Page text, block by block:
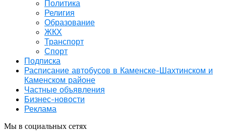
Политика
Религия
Образование
ЖКХ
Транспорт
Спорт
Подписка
Расписание автобусов в Каменске-Шахтинском и
Каменском районе
Частные объявления
Бизнес-новости
Реклама
Мы в социальных сетях